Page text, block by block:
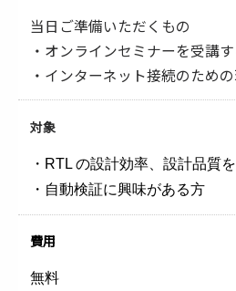
当日ご準備いただくもの
・オンラインセミナーを受講
・インターネット接続のため
対象
・RTL の設計効率、設計品質
・自動検証に興味がある方
費用
無料